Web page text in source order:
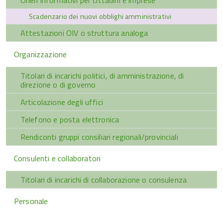
Scadenzario dei nuovi obblighi amministrativi
Attestazioni OIV o struttura analoga
Organizzazione
Titolari di incarichi politici, di amministrazione, di
direzione o di governo
Articolazione degli uffici
Telefono e posta elettronica
Rendiconti gruppi consiliari regionali/provinciali
Consulenti e collaboratori
Titolari di incarichi di collaborazione o consulenza
Personale